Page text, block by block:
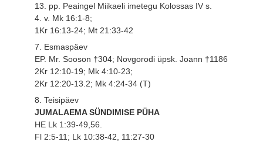
13. pp. Peaingel Miikaeli imetegu Kolossas IV s.
4. v. Mk 16:1-8;
1Kr 16:13-24; Mt 21:33-42
7. Esmaspäev
EP. Mr. Sooson †304; Novgorodi üpsk. Joann †1186
2Kr 12:10-19; Mk 4:10-23;
2Kr 12:20-13.2; Mk 4:24-34 (T)
8. Teisipäev
JUMALAEMA SÜNDIMISE PÜHA
HE Lk 1:39-49,56.
Fl 2:5-11; Lk 10:38-42, 11:27-30